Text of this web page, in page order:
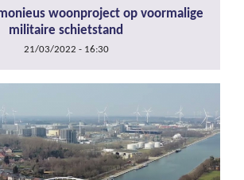
woonproject op voormalige
militaire schietstand
21/03/2022 - 16:30